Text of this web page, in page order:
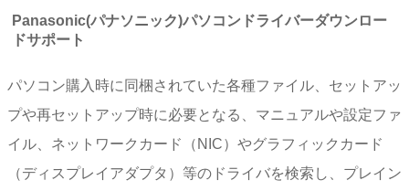
Panasonic(パナソニック)パソコンドライバーダウンロー
ドサポート
パソコン購入時に同梱されていた各種ファイル、セットアッ
プや再セットアップ時に必要となる、マニュアルや設定ファ
イル、ネットワークカード（NIC）やグラフィックカード
（ディスプレイアダプタ）等のドライバを検索し、プレイン